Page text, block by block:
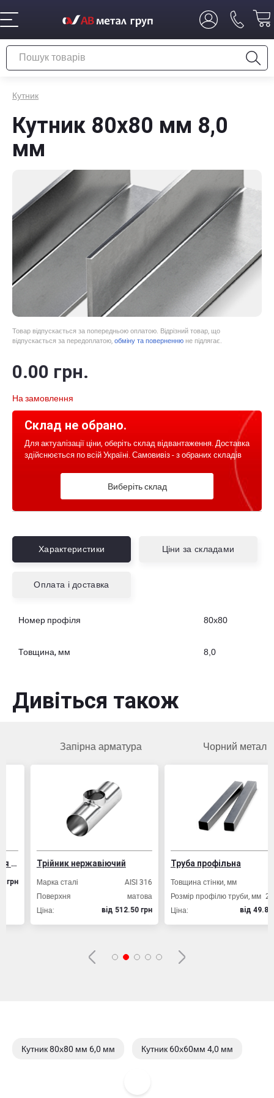
Кутник
Кутник 80х80 мм 8,0
мм
Товар відпускається за попередньою оплатою. Відрізний товар, що
відпускається за передоплатою, обміну та поверненню не підлягає.
0.00 грн.
На замовлення
Склад не обрано.
Для актуалізації ціни, оберіть склад відвантаження. Доставка
здійснюється по всій Україні. Самовивіз - з обраних складів
Виберіть склад
Характеристики Ціни за складами
Оплата і доставка
Номер профіля 80х80
Товщина, мм 8,0
Дивіться також
Запірна арматура
Трійник нержавіючий
Марка сталі
AISI 316
Поверхня
матова
вiд 512.50 грн
Чорний метал
Труба профільна
Товщина стінки, мм
Розмір профілю труби, мм 20х20
Ціна:
вiд 49.80 грн
Кутник 80х80 мм 6,0 мм Кутник 60х60мм 4,0 мм